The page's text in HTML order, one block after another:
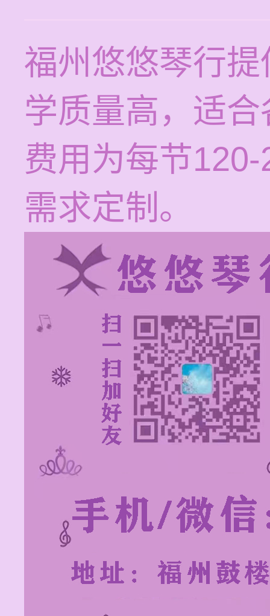
福州悠悠琴行
学质量高，适
费用为每节
需求定制。